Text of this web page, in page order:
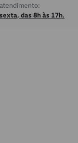
das 8h às 17h.